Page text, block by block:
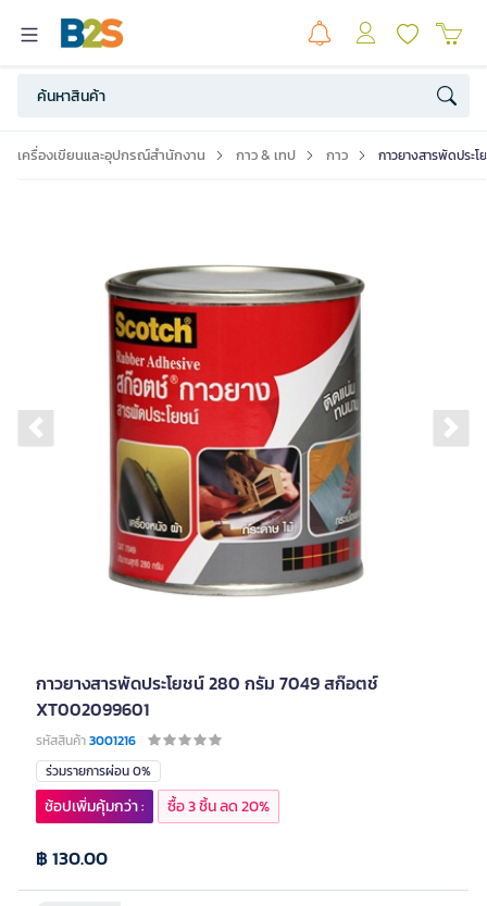
เครื่องเขียนและอุปกรณ์สำนักงาน กาว & เทป กาว กาวยางสารพัดประ
Previous slide
กาวยางสารพัดประโยชน์ 280 กรัม 7049 สก๊อตช์
XT002099601
รหัสสินค้า3001216
ร่วมรายการผ่อน 0%
฿ 130.00
ช้อปเพิ่มคุ้มกว่า : ซื้อ 3 ชิ้น ลด 20%